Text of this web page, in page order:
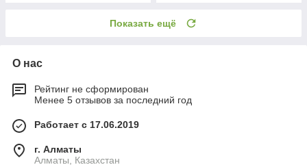
Показать ещё
О нас
Рейтинг не сформирован
Менее 5 отзывов за последний год
Работает с 17.06.2019
г. Алматы
Алматы, Казахстан